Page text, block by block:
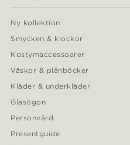
Ny kollektion
Smycken & klockor
Kostymaccessoarer
Väskor & plånböcker
Kläder & underkläder
Glasögon
Personvård
Presentguide